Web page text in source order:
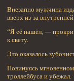
Внезапно мужчина
вверх из-за
“Я её нашёл, —
к свету.
Это оказалось
Повинуясь
троллейбуса и убежал.